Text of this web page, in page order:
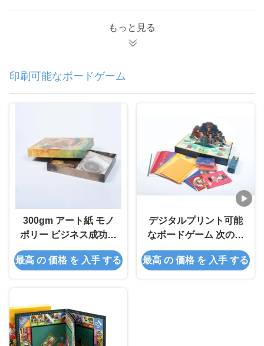
もっと見る
印刷可能なボードゲーム
300gm アート紙 モノ
ポリー ビジネス成功の
ためのデジタル印刷
最高 の 価格 を 入手 する
デジタルプリント可能
なボードゲーム 次の世
代のゲーム体験
最高 の 価格 を 入手 する